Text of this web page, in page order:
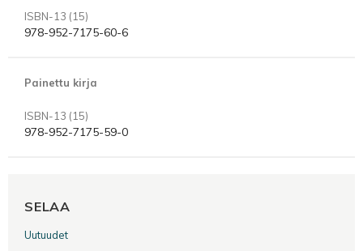
ISBN-13 (15)
978-952-7175-60-6
Painettu kirja
ISBN-13 (15)
978-952-7175-59-0
SELAA
Uutuudet